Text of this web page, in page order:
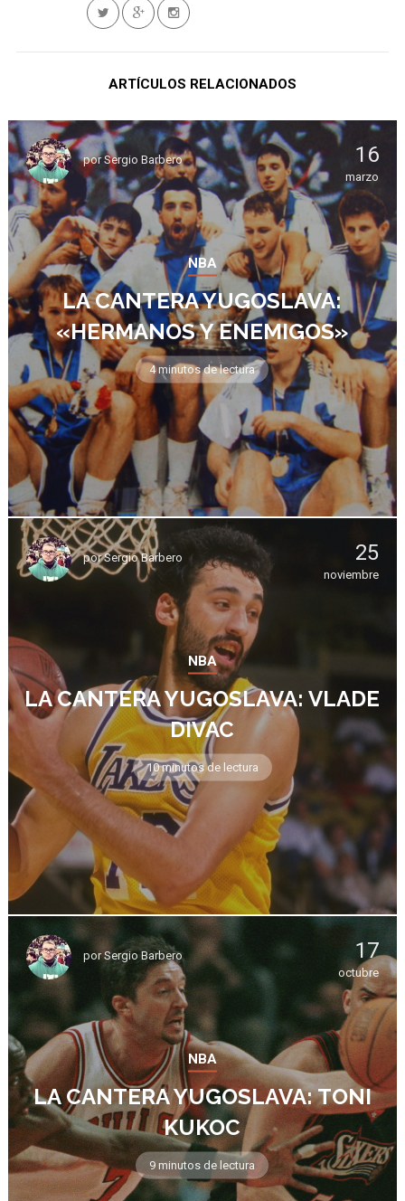
ARTÍCULOS RELACIONADOS
porSergio Barbero 16
marzo
NBA
LA CANTERA YUGOSLAVA:
«HERMANOS Y ENEMIGOS»
4 minutos de lectura
porSergio Barbero 25
noviembre
NBA
LA CANTERA YUGOSLAVA: VLADE
DIVAC
10 minutos de lectura
porSergio Barbero 17
octubre
NBA
LA CANTERA YUGOSLAVA: TONI
KUKOC
9 minutos de lectura